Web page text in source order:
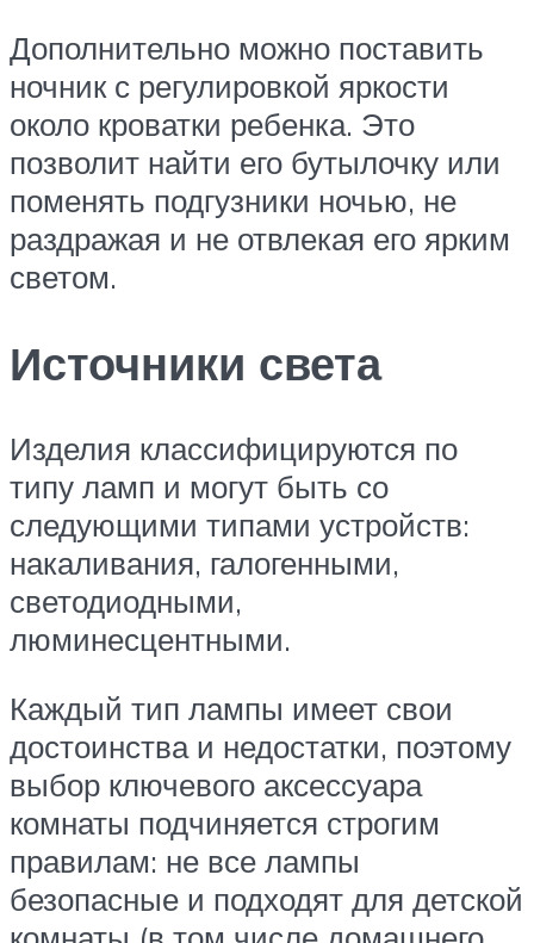
Дополнительно можно поставить
ночник с регулировкой яркости
около кроватки ребенка. Это
позволит найти его бутылочку или
поменять подгузники ночью, не
раздражая и не отвлекая его ярким
светом.
Источники света
Изделия классифицируются по
типу ламп и могут быть со
следующими типами устройств:
накаливания, галогенными,
светодиодными,
люминесцентными.
Каждый тип лампы имеет свои
достоинства и недостатки, поэтому
выбор ключевого аксессуара
комнаты подчиняется строгим
правилам: не все лампы
безопасные и подходят для детской